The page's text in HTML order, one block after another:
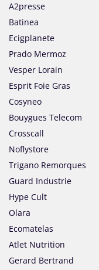
A2presse
Batinea
Ecigplanete
Prado Mermoz
Vesper Lorain
Esprit Foie Gras
Cosyneo
Bouygues Telecom
Crosscall
Noflystore
Trigano Remorques
Guard Industrie
Hype Cult
Olara
Ecomatelas
Atlet Nutrition
Gerard Bertrand